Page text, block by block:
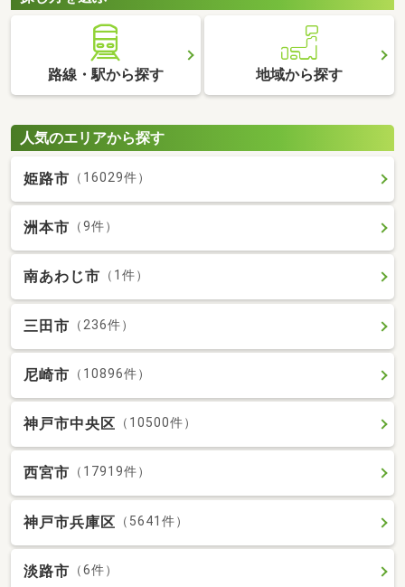
路線・駅から探す 地域から探す
人気のエリアから探す
姫路市 （16029件）
洲本市 （9件）
南あわじ市 （1件）
三田市 （236件）
尼崎市 （10896件）
神戸市中央区 （10500件）
西宮市 （17919件）
神戸市兵庫区 （5641件）
淡路市 （6件）